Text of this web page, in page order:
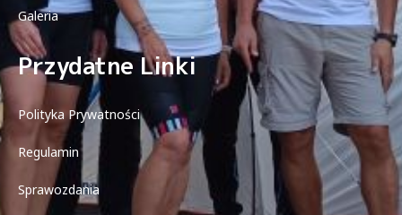
Galeria
Przydatne Linki
Polityka Prywatności
Regulamin
Sprawozdania